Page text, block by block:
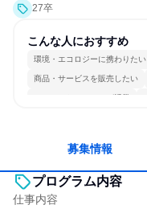
27卒
こんな人におすすめ
環境・エコロジーに携わりたい
商品・サービスを販売したい
コミュニケーションが活発
募集情報
プログラム内容
仕事内容